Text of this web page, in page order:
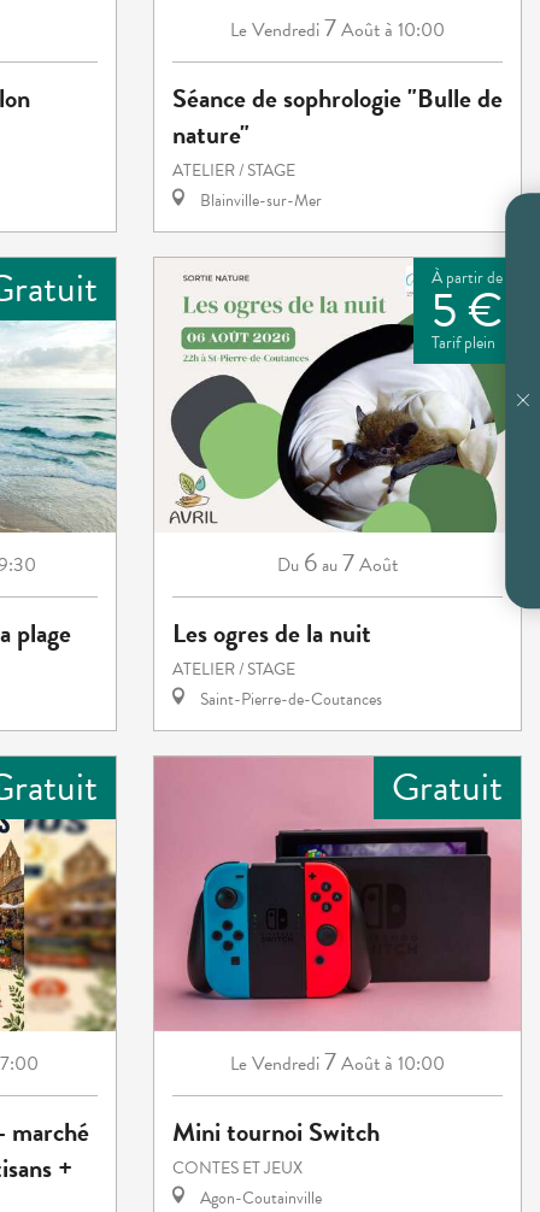
LeVendredi7Aoûtà 10:00
Séance de sophrologie "Bulle de
nature"
ATELIER / STAGE
Blainville-sur-Mer
plage
À partir de
5 €
Tarif plein
Du 6au7Août
Les ogres de la nuit
ATELIER / STAGE
Saint-Pierre-de-Coutances
marché
+
Gratuit
LeVendredi7Aoûtà 10:00
Mini tournoi Switch
CONTES ET JEUX
Agon-Coutainville